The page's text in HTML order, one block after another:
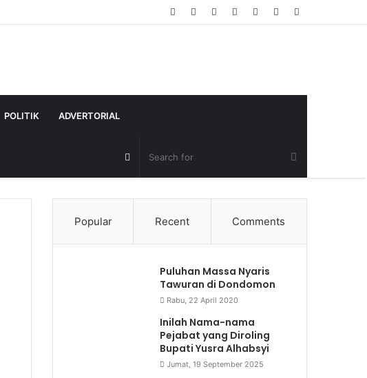
Random
POLITIK ADVERTORIAL
Random
Article
Popular Recent Comments
Puluhan Massa Nyaris
Tawuran di Dondomon
Rabu, 22 April 2020
Inilah Nama-nama
Pejabat yang Diroling
Bupati Yusra Alhabsyi
Jumat, 19 September 2025